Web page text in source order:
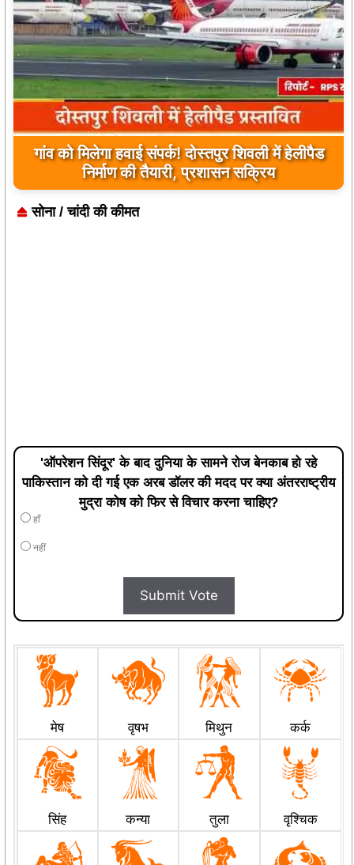
गांव को मिलेगा हवाई संपर्क! दोस्तपुर शिवली में हेलीपैड
निर्माण की तैयारी, प्रशासन सक्रिय
सोना / चांदी की कीमत
'ऑपरेशन सिंदूर' के बाद दुनिया के सामने रोज बेनकाब हो रहे
पाकिस्तान को दी गई एक अरब डॉलर की मदद पर क्या अंतरराष्ट्रीय
मुद्रा कोष को फिर से विचार करना चाहिए?
हाँ
नहीं
Submit Vote
मेष वृषभ मिथुन कर्क
सिंह कन्या तुला वृश्चिक